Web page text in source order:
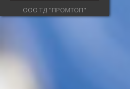
ООО ТД "ПРОМТОП"